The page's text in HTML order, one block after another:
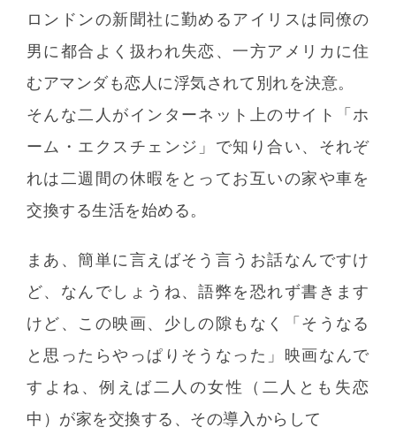
ロンドンの新聞社に勤めるアイリスは同僚の
男に都合よく扱われ失恋、一方アメリカに住
むアマンダも恋人に浮気されて別れを決意。
そんな二人がインターネット上のサイト「ホ
ーム・エクスチェンジ」で知り合い、それぞ
れは二週間の休暇をとってお互いの家や車を
交換する生活を始める。
まあ、簡単に言えばそう言うお話なんですけ
ど、なんでしょうね、語弊を恐れず書きます
けど、この映画、少しの隙もなく「そうなる
と思ったらやっぱりそうなった」映画なんで
すよね、例えば二人の女性（二人とも失恋
中）が家を交換する、その導入からして